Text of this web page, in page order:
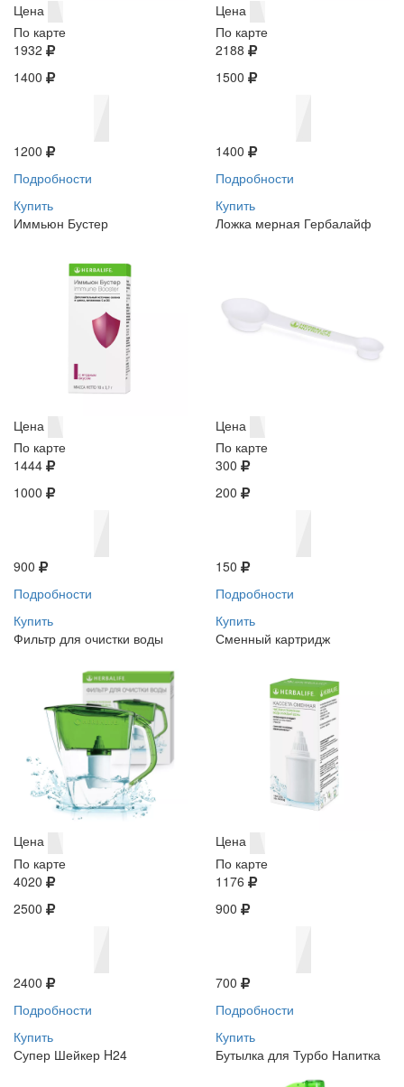
Цена
По карте
1932
1400
1200
Подробности
Купить
Цена
По карте
2188
1500
1400
Подробности
Купить
Иммьюн Бустер
Цена
По карте
1444
1000
900
Подробности
Купить
Ложка мерная Гербалайф
Цена
По карте
300
200
150
Подробности
Купить
Фильтр для очистки воды
Цена
По карте
4020
2500
2400
Подробности
Купить
Сменный картридж
Цена
По карте
1176
900
700
Подробности
Купить
Супер Шейкер H24
Бутылка для Турбо Напитка